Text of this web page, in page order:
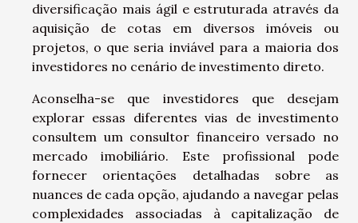
diversificação mais ágil e estruturada através da
aquisição de cotas em diversos imóveis ou
projetos, o que seria inviável para a maioria dos
investidores no cenário de investimento direto.
Aconselha-se que investidores que desejam
explorar essas diferentes vias de investimento
consultem um consultor financeiro versado no
mercado imobiliário. Este profissional pode
fornecer orientações detalhadas sobre as
nuances de cada opção, ajudando a navegar pelas
complexidades associadas à capitalização de